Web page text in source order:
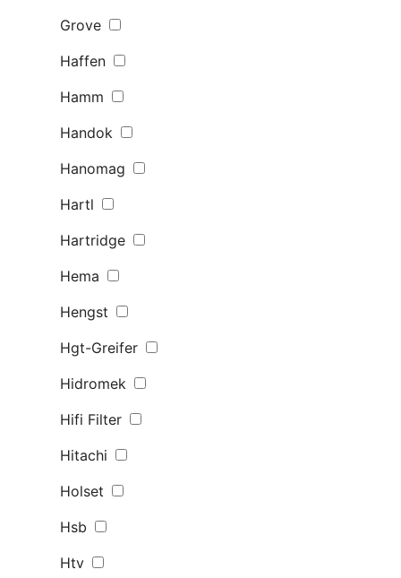
Grove
Haffen
Hamm
Handok
Hanomag
Hartl
Hartridge
Hema
Hengst
Hgt-Greifer
Hidromek
Hifi Filter
Hitachi
Holset
Hsb
Htv